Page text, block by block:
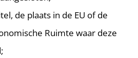
de plaats in de EU of de
Ruimte waar deze